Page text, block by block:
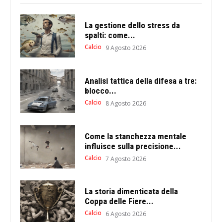
La gestione dello stress da
spalti: come...
Calcio 9 Agosto 2026
Analisi tattica della difesa a tre:
blocco...
Calcio 8 Agosto 2026
Come la stanchezza mentale
influisce sulla precisione...
Calcio 7 Agosto 2026
La storia dimenticata della
Coppa delle Fiere...
Calcio 6 Agosto 2026